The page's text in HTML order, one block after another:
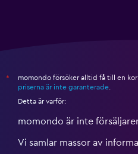
*
momondo försöker alltid få till en
priserna är inte garanterade.
Detta är varför:
momondo är inte
Vi samlar massor av